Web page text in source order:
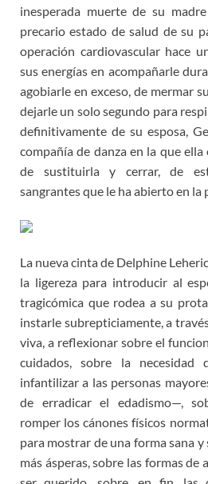
inesperada muerte de su
precario estado de salud de su
operación cardiovascular hace
sus energías en acompañarle
agobiarle en exceso, de mermar
dejarle un solo segundo para
definitivamente de su esposa,
compañía de danza en la que
de sustituirla y cerrar, de
sangrantes que le ha abierto en la
La nueva cinta de Delphine
la ligereza para introducir al
tragicómica que rodea a su
instarle subrepticiamente, a
viva, a reflexionar sobre el
cuidados, sobre la
infantilizar a las personas
de erradicar el edadismo—,
romper los cánones físicos
para mostrar de una forma sana y
más ásperas, sobre las formas